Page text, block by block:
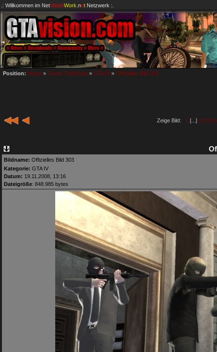
.: Willkommen im NetVisionWork .netNetzwerk :.
Position: Home » Grand Theft Auto » GTA IV » Offizielles Bild 303
Zeige Bild: 1 [...] 12 13
Bildname: Offizielles Bild 303
Kategorie: GTA IV
Datum: 19.11.2008, 13:16
Dateigröße: 848.985 bytes